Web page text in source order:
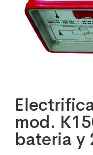
mod.
bateria y